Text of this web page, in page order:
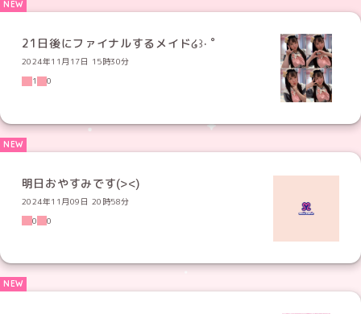
21日後にファイナルするメイド໒꒱· ﾟ
2024年11月17日 15時30分
1
0
明日おやすみです(><)
2024年11月09日 20時58分
0
0